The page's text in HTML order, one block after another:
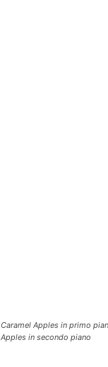
Caramel Apples in primo
Apples in secondo piano